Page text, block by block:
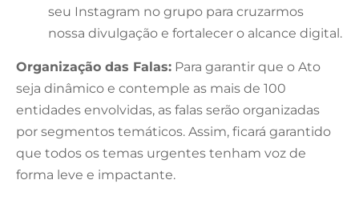
seu Instagram no grupo para cruzarmos
nossa divulgação e fortalecer o alcance digital.
Organização das Falas: Para garantir que o Ato
seja dinâmico e contemple as mais de 100
entidades envolvidas, as falas serão organizadas
por segmentos temáticos. Assim, ficará garantido
que todos os temas urgentes tenham voz de
forma leve e impactante.